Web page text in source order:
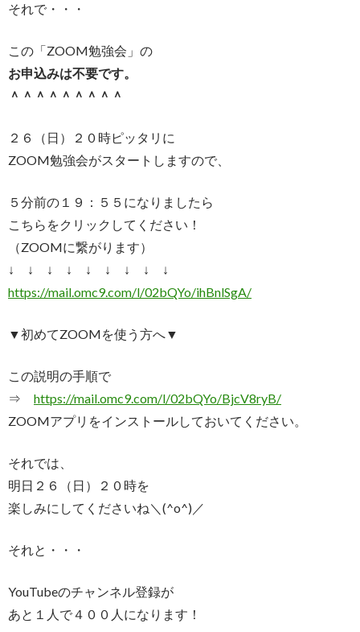
それで・・・
この「ZOOM勉強会」の
お申込みは不要です。
＾＾＾＾＾＾＾＾＾
２６（日）２０時ピッタリに
ZOOM勉強会がスタートしますので、
５分前の１９：５５になりましたら
こちらをクリックしてください！
（ZOOMに繋がります）
↓ ↓ ↓ ↓ ↓ ↓ ↓ ↓ ↓
https://mail.omc9.com/l/02bQYo/ihBnlSgA/
▼初めてZOOMを使う方へ▼
この説明の手順で
⇒ https://mail.omc9.com/l/02bQYo/BjcV8ryB/
ZOOMアプリをインストールしておいてください。
それでは、
明日２６（日）２０時を
楽しみにしてくださいね＼(^o^)／
それと・・・
YouTubeのチャンネル登録が
あと１人で４００人になります！